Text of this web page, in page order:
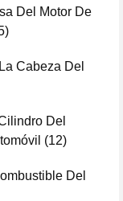
Del Motor De
Cabeza Del
Del
(12)
Del